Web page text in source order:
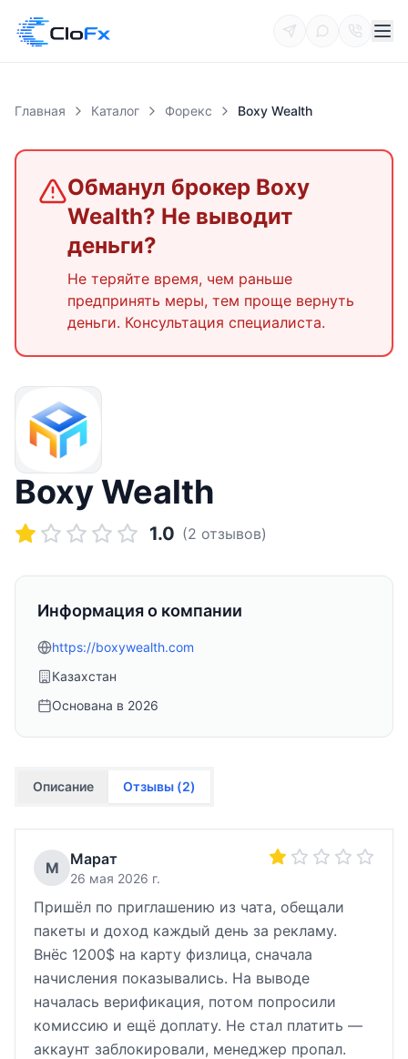
Главная Каталог Форекс Boxy Wealth
Обманул брокер Boxy
Wealth? Не выводит
деньги?
Не теряйте время, чем раньше
предпринять меры, тем проще вернуть
деньги. Консультация специалиста.
Boxy Wealth
1.0 (2 отзывов)
Информация о компании
https://boxywealth.com
Казахстан
Основана в 2026
Описание Отзывы (2)
М Марат
26 мая 2026 г.
Пришёл по приглашению из чата, обещали
пакеты и доход каждый день за рекламу.
Внёс 1200$ на карту физлица, сначала
начисления показывались. На выводе
началась верификация, потом попросили
комиссию и ещё доплату. Не стал платить —
аккаунт заблокировали, менеджер пропал.